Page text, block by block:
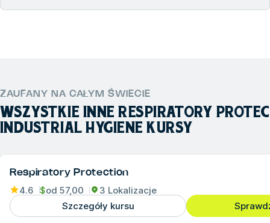
ZAUFANY NA CAŁYM ŚWIECIE
WSZYSTKIE INNERESPIRATORY
INDUSTRIAL HYGIENE KURSY
Respiratory Protection
4.6 $od 57,00
3 Lokalizacje
Szczegóły kursu